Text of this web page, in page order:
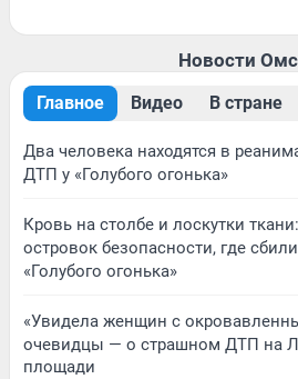
Новости
Главное Видео В стране
Два человека находятся в
ДТП у «Голубого огонька»
Кровь на столбе и лоскутки
островок безопасности, где
«Голубого огонька»
«Увидела женщин с
очевидцы — о страшном ДТП на
площади